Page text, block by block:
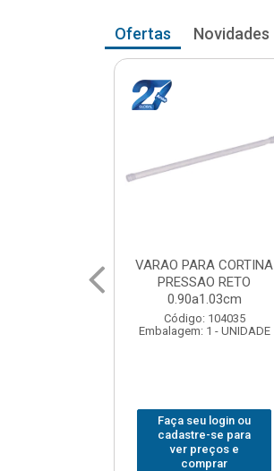
Ofertas Novidades
VARAO PARA CORTINA
PRESSAO RETO
1.05a1.18cm
Código: 104043
Embalagem: 1 - UNIDADE
Faça seu login ou
cadastre-se para
ver preços e
comprar